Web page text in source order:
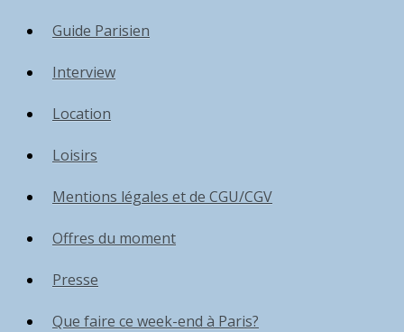
Guide Parisien
Interview
Location
Loisirs
Mentions légales et de CGU/CGV
Offres du moment
Presse
Que faire ce week-end à Paris?